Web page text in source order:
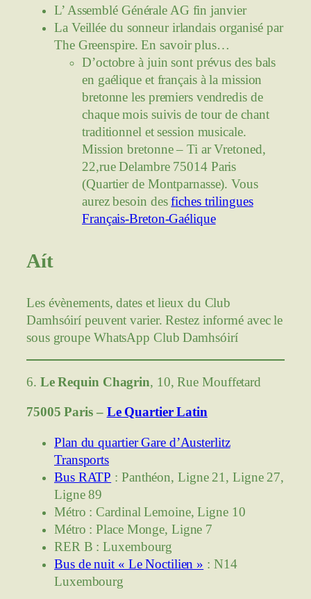
L’ Assemblé Générale AG fin janvier
La Veillée du sonneur irlandais organisé par
The Greenspire. En savoir plus…
D’octobre à juin sont prévus des bals
en gaélique et français à la mission
bretonne les premiers vendredis de
chaque mois suivis de tour de chant
traditionnel et session musicale.
Mission bretonne – Ti ar Vretoned,
22,rue Delambre 75014 Paris
(Quartier de Montparnasse). Vous
aurez besoin desfiches trilingues
Français-Breton-Gaélique
Aít
Les évènements, dates et lieux du Club
Damhsóirí peuvent varier. Restez informé avec le
sous groupe WhatsApp Club Damhsóirí
6. Le Requin Chagrin, 10, Rue Mouffetard
75005 Paris – Le Quartier Latin
Plan du quartier Gare d’Austerlitz
Transports
Bus RATP : Panthéon, Ligne 21, Ligne 27,
Ligne 89
Métro : Cardinal Lemoine, Ligne 10
Métro : Place Monge, Ligne 7
RER B : Luxembourg
Bus de nuit « Le Noctilien » : N14
Luxembourg